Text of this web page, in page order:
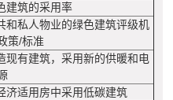
建筑的采用率
和私人物业的绿色建筑评级机
策/标准
现有建筑，采用新的供暖和电
济适用房中采用低碳建筑